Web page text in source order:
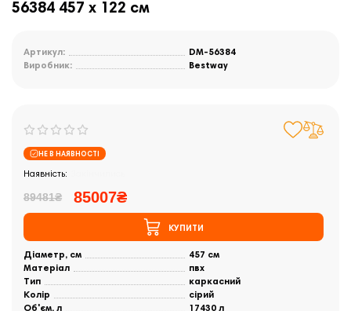
56384 457 х 122 см
Артикул:
DM-56384
Виробник:
Bestway
НЕ В НАЯВНОСТІ
89481₴ 85007₴
КУПИТИ
Діаметр, см
457 см
Матеріал
пвх
Тип
каркасний
Колір
сірий
Об'єм, л
17430 л